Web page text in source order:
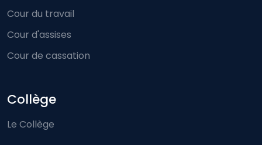
Cour du travail
Cour d'assises
Cour de cassation
Collège
Le Collège